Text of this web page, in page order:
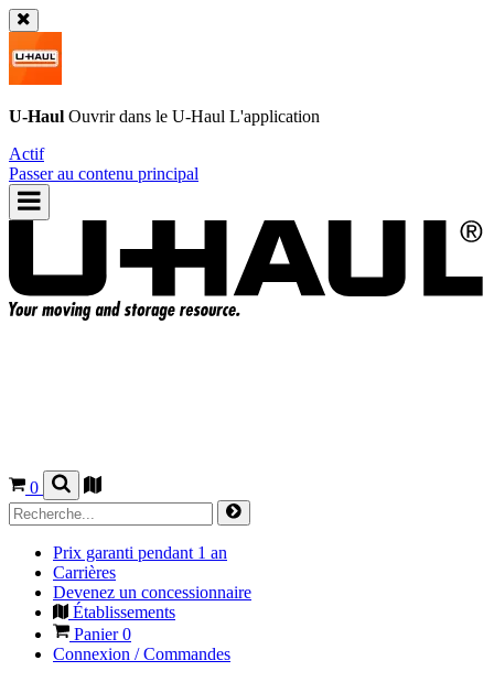
U-Haul Ouvrir dans le U-Haul L'application
Actif
Passer au contenu principal
0
Prix garanti pendant 1 an
Carrières
Devenez un concessionnaire
Établissements
Panier0
Connexion / Commandes